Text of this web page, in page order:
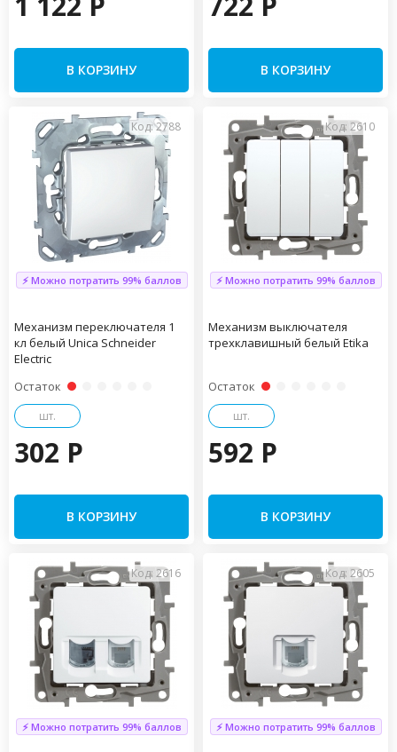
В КОРЗИНУ В КОРЗИНУ
Код: 2788
⚡ Можно потратить 99% баллов
Механизм переключателя 1
кл белый Unica Schneider
Electric
Остаток
шт.
302 P
В КОРЗИНУ
Код: 2610
⚡ Можно потратить 99% баллов
Механизм выключателя
трехклавишный белый Etika
Остаток
шт.
592 P
В КОРЗИНУ
Код: 2616
⚡ Можно потратить 99% баллов
Код: 2605
⚡ Можно потратить 99% баллов